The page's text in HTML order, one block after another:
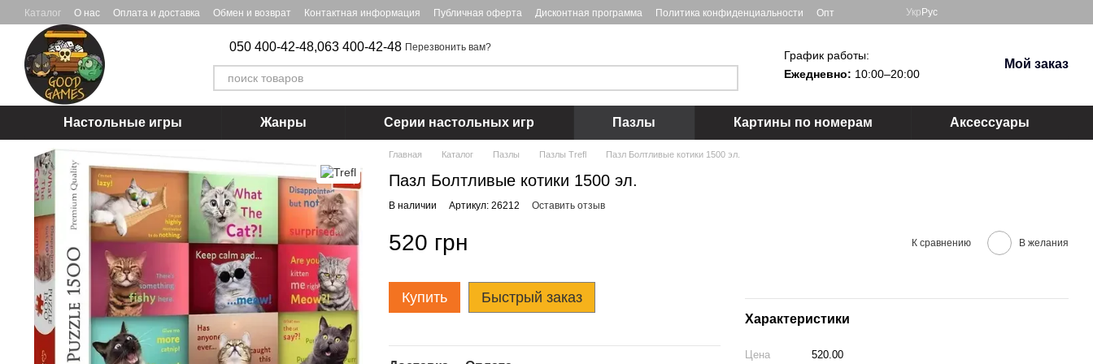
Перейти к основному контенту
Каталог О нас Оплата и доставка Обмен и возврат Контактная информация Публичная оферта Дисконтная программа Политика конфиденциальности Опт Укр Рус
050 400-42-48,063 400-42-48 Перезвонить вам?
График работы:
Ежедневно: 10:00–20:00
Мой заказ
Настольные игры Жанры Серии настольных игр Пазлы Картины по номерам Аксессуары
Главная Каталог Пазлы Пазлы Trefl Пазл Болтливые котики 1500 эл.
Пазл Болтливые котики 1500 эл.
В наличии Артикул: 26212 Оставить отзыв
520 грн К сравнению В желания
Купить Быстрый заказ
Характеристики
Цена
520.00